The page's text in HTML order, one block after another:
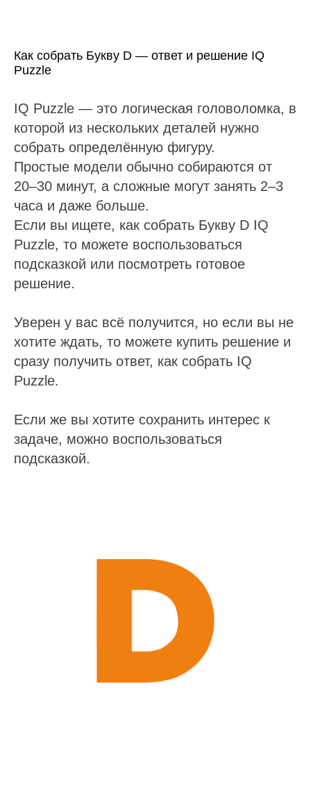
Как собрать Букву D — ответ и решение IQ
Puzzle
IQ Puzzle — это логическая головоломка, в
которой из нескольких деталей нужно
собрать определённую фигуру.
Простые модели обычно собираются от
20–30 минут, а сложные могут занять 2–3
часа и даже больше.
Если вы ищете, как собрать Букву D IQ
Puzzle, то можете воспользоваться
подсказкой или посмотреть готовое
решение.
Уверен у вас всё получится, но если вы не
хотите ждать, то можете купить решение и
сразу получить ответ, как собрать IQ
Puzzle.
Если же вы хотите сохранить интерес к
задаче, можно воспользоваться
подсказкой.